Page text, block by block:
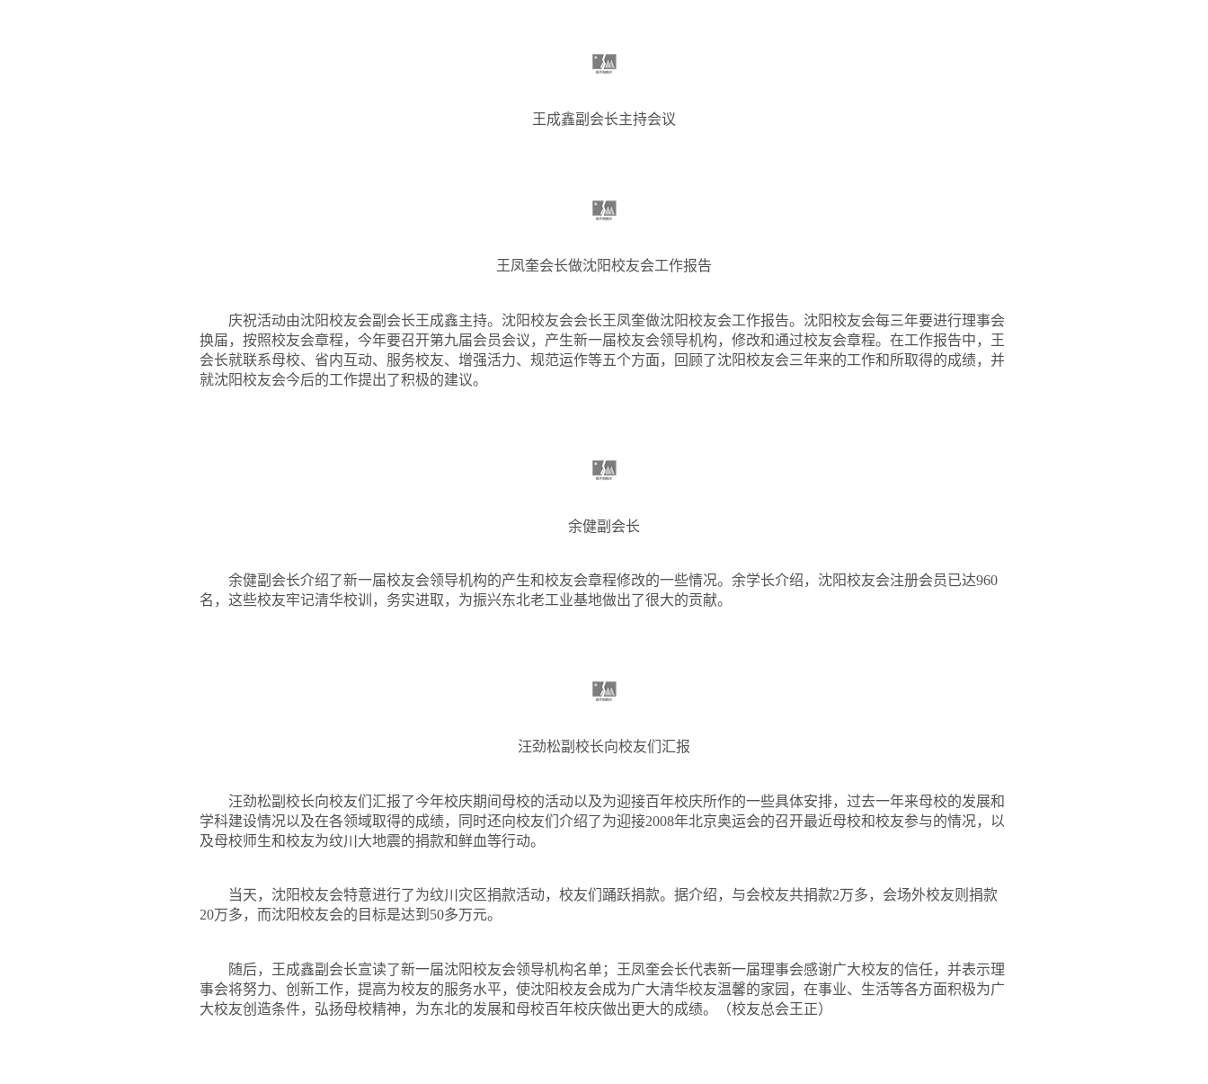
王成鑫副会长主持会议
王凤奎会长做沈阳校友会工作报告
庆祝活动由沈阳校友会副会长王成鑫主持。沈阳校友会会长王凤奎做沈阳校友会工作报告。沈阳校友会每三年要进行理事会
换届，按照校友会章程，今年要召开第九届会员会议，产生新一届校友会领导机构，修改和通过校友会章程。在工作报告中，王
会长就联系母校、省内互动、服务校友、增强活力、规范运作等五个方面，回顾了沈阳校友会三年来的工作和所取得的成绩，并
就沈阳校友会今后的工作提出了积极的建议。
余健副会长
余健副会长介绍了新一届校友会领导机构的产生和校友会章程修改的一些情况。余学长介绍，沈阳校友会注册会员已达960
名，这些校友牢记清华校训，务实进取，为振兴东北老工业基地做出了很大的贡献。
汪劲松副校长向校友们汇报
汪劲松副校长向校友们汇报了今年校庆期间母校的活动以及为迎接百年校庆所作的一些具体安排，过去一年来母校的发展和
学科建设情况以及在各领域取得的成绩，同时还向校友们介绍了为迎接2008年北京奥运会的召开最近母校和校友参与的情况，以
及母校师生和校友为纹川大地震的捐款和鲜血等行动。
当天，沈阳校友会特意进行了为纹川灾区捐款活动，校友们踊跃捐款。据介绍，与会校友共捐款2万多，会场外校友则捐款
20万多，而沈阳校友会的目标是达到 50多万元。
随后，王成鑫副会长宣读了新一届沈阳校友会领导机构名单；王凤奎会长代表新一届理事会感谢广大校友的信任，并表示理
事会将努力、创新工作，提高为校友的服务水平，使沈阳校友会成为广大清华校友温馨的家园，在事业、生活等各方面积极为广
大校友创造条件，弘扬母校精神，为东北的发展和母校百年校庆做出更大的成绩。（校友总会王正）